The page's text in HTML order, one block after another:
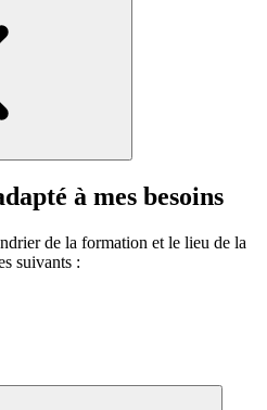
à mes besoins
de la formation et le lieu de la
suivants :